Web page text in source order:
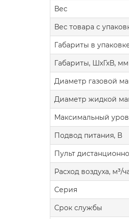
Вес
Вес товара с
Габариты в
Габариты, ШхГхВ, мм
Диаметр газовой
Диаметр жидкой
Максимальный
Подвод питания, В
Пульт
Расход воздуха, м³/
Серия
Срок службы